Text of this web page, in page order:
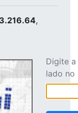
,
Digite
lado no